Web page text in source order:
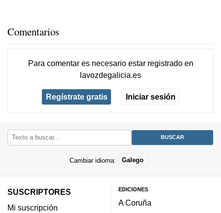
Comentarios
Para comentar es necesario estar registradoen
lavozdegalicia.es
Regístrate gratis Iniciar sesión
Cambiar idioma: Galego
SUSCRIPTORES
Mi suscripción
EDICIONES
A Coruña